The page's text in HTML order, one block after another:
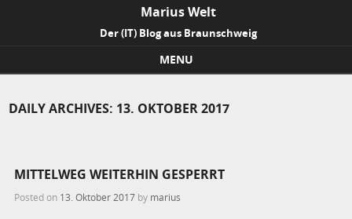
Marius Welt
Der (IT) Blog aus Braunschweig
MENU
DAILY ARCHIVES: 13. OKTOBER 2017
MITTELWEG WEITERHIN GESPERRT
Posted on 13. Oktober 2017 by marius